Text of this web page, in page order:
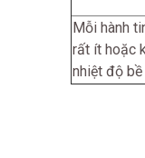
Mỗi hành
rất ít hoặc
nhiệt độ